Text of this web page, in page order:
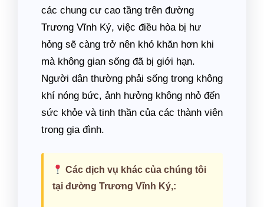
các chung cư cao tầng trên đường
Trương Vĩnh Ký, việc điều hòa bị hư
hỏng sẽ càng trở nên khó khăn hơn khi
mà không gian sống đã bị giới hạn.
Người dân thường phải sống trong không
khí nóng bức, ảnh hưởng không nhỏ đến
sức khỏe và tinh thần của các thành viên
trong gia đình.
Các dịch vụ khác của chúng tôi
tại đường Trương Vĩnh Ký,: